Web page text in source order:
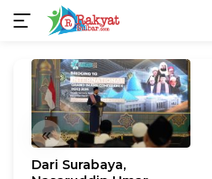
konten
«
Dari Surabaya,